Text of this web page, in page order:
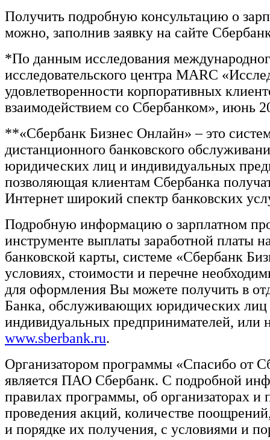
Получить подробную консультацию о
можно, заполнив заявку на сайте
*По данным исследования
исследовательского центра MARC
удовлетворенности корпоративных
взаимодействием со Сбербанком», июнь
**«Сбербанк Бизнес Онлайн» – это
дистанционного банковского
юридических лиц и индивидуальных
позволяющая клиентам Сбербанка
Интернет широкий спектр банковских
Подробную информацию о зарплатном
инструменте выплаты заработной платы
банковской карты, системе «Сбербанк
условиях, стоимости и перечне
для оформления Вы можете получить в
Банка, обслуживающих юридических лиц
индивидуальных предпринимателей, или
www.sberbank.ru.
Организатором программы «Спасибо от
является ПАО Сбербанк. С подробной
правилах программы, об организаторах и
проведения акций, количестве
и порядке их получения, с условиями и